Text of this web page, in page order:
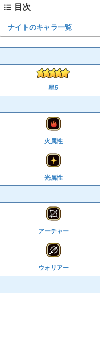
目次
ナイトのキャラ一覧
星5
火属性
光属性
アーチャー
ウォリアー